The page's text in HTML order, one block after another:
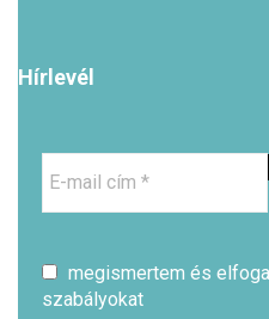
Hírlevél
mail
megismertem és
szabályokat